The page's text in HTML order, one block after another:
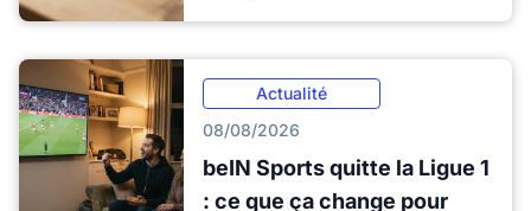
Actualité
08/08/2026
beIN Sports quitte la Ligue 1
: ce que ça change pour